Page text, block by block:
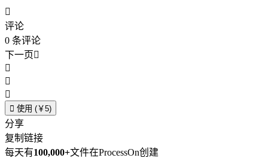

评论
0 条评论
下一页



 使用 (￥5)
分享
复制链接
每天有100,000+文件在ProcessOn创建